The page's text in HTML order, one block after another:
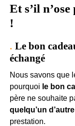
Et s’il
!
Le bon
échangé
Nous savons que
pourquoi le bon
père ne souhaite
quelqu’un d’autre
prestation.